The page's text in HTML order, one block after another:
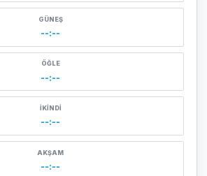
GÜNEŞ
--:--
ÖĞLE
--:--
İKINDI
--:--
AKŞAM
--:--